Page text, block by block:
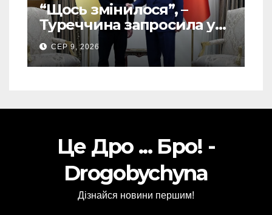
“Щось змінилося”, –
Туреччина запросила у
США дозвіл передати
Україні ATACMS та M270
СЕР 9, 2026
Це Дро ... Бро! -
Drogobychyna
Дізнайся новини першим!